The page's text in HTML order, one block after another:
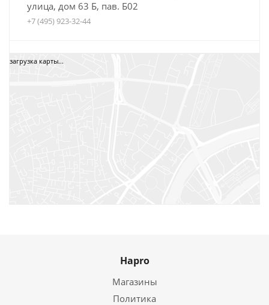
улица, дом 63 Б, пав. Б02
+7 (495) 923-32-44
Автобагажники Boxteam.ru, ТЦ СпортЕХ, Москва,
загрузка карты...
Hapro
Магазины
Политика